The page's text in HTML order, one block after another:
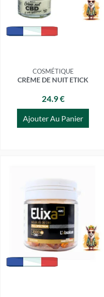
COSMÉTIQUE
CRÈME DE NUIT ETICK
24.9 €
Ajouter Au Panier